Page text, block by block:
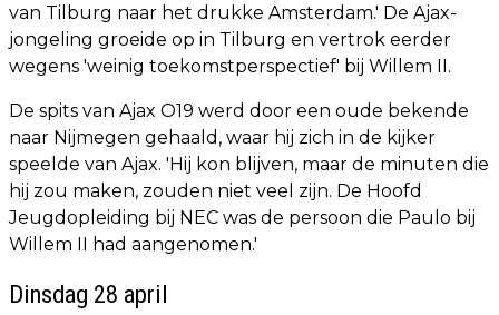
van Tilburg naar het drukke Amsterdam.' De Ajax-
jongeling groeide op in Tilburg en vertrok eerder
wegens 'weinig toekomstperspectief' bij Willem II.
De spits van Ajax O19 werd door een oude bekende
naar Nijmegen gehaald, waar hij zich in de kijker
speelde van Ajax. 'Hij kon blijven, maar de minuten die
hij zou maken, zouden niet veel zijn. De Hoofd
Jeugdopleiding bij NEC was de persoon die Paulo bij
Willem II had aangenomen.'
Dinsdag 28 april